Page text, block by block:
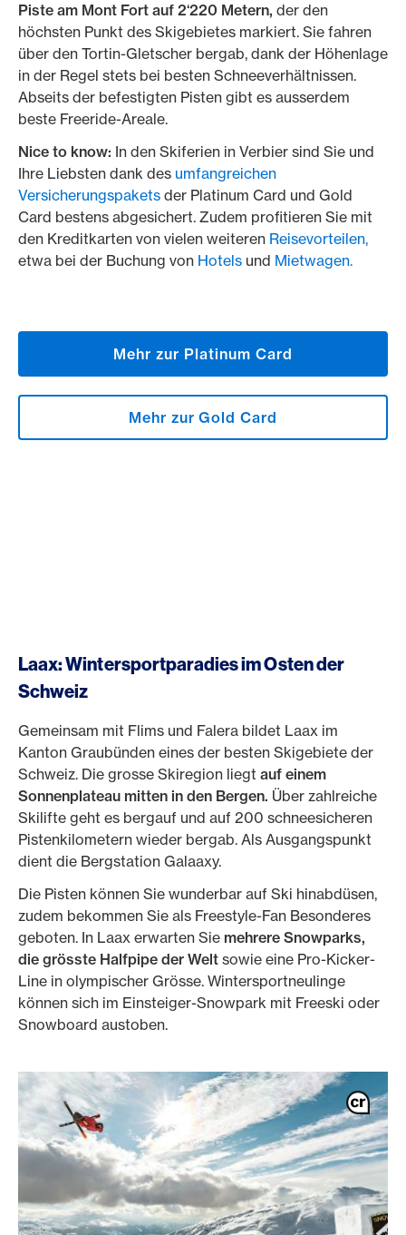
Piste am Mont Fort auf 2‘220 Metern, der den
höchsten Punkt des Skigebietes markiert. Sie fahren
über den Tortin-Gletscher bergab, dank der Höhenlage
in der Regel stets bei besten Schneeverhältnissen.
Abseits der befestigten Pisten gibt es ausserdem
beste Freeride-Areale.
Nice to know: In den Skiferien in Verbier sind Sie und
Ihre Liebsten dank des umfangreichen
Versicherungspakets der Platinum Card und Gold
Card bestens abgesichert. Zudem profitieren Sie mit
den Kreditkarten von vielen weiteren Reisevorteilen,
etwa bei der Buchung von Hotels und Mietwagen.
Mehr zur Platinum Card
Mehr zur Gold Card
Laax: Wintersportparadies im Osten der
Schweiz
Gemeinsam mit Flims und Falera bildet Laax im
Kanton Graubünden eines der besten Skigebiete der
Schweiz. Die grosse Skiregion liegt auf einem
Sonnenplateau mitten in den Bergen. Über zahlreiche
Skilifte geht es bergauf und auf 200 schneesicheren
Pistenkilometern wieder bergab. Als Ausgangspunkt
dient die Bergstation Galaaxy.
Die Pisten können Sie wunderbar auf Ski hinabdüsen,
zudem bekommen Sie als Freestyle-Fan Besonderes
geboten. In Laax erwarten Sie mehrere Snowparks,
die grösste Halfpipe der Welt sowie eine Pro-Kicker-
Line in olympischer Grösse. Wintersportneulinge
können sich im Einsteiger-Snowpark mit Freeski oder
Snowboard austoben.